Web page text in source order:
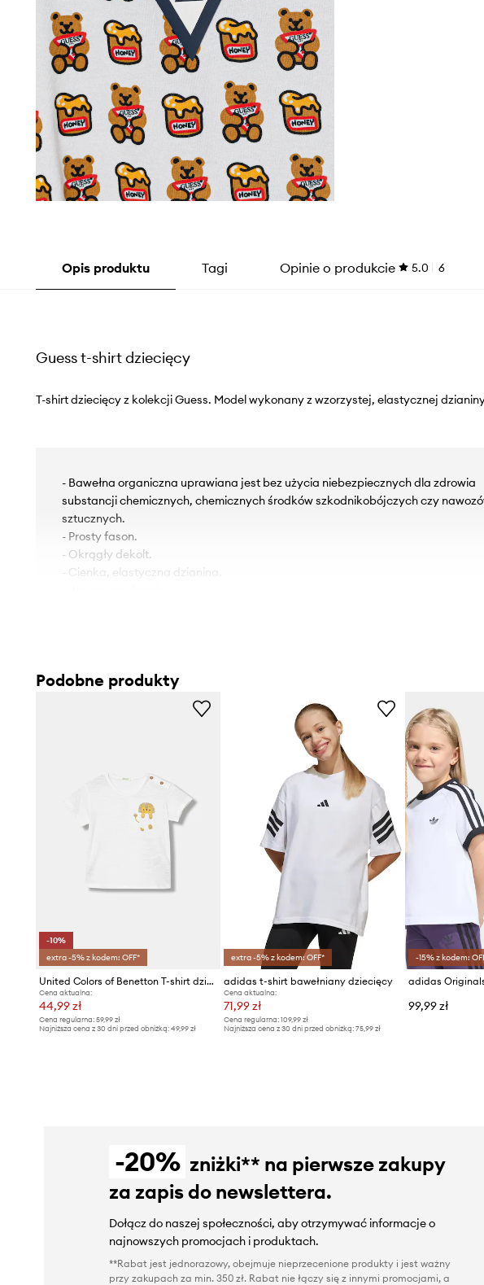
Opis produktu Tagi Opinie o produkcie 5.0 6
Guess t-shirt dziecięcy
T-shirt dziecięcy z kolekcji Guess. Model wykonany z wzorzystej, elastycznej
- Bawełna organiczna uprawiana jest bez użycia niebezpiecznych dla zdrowia
substancji chemicznych, chemicznych środków szkodnikobójczych czy
sztucznych.
- Prosty fason.
- Okrągły dekolt.
- Cienka, elastyczna dzianina.
Podobne produkty
-10%
extra -5% z kodem: OFF*
United Colors of Benetton T-shirt dziecięcy bawełniany
Cena aktualna:
44,99 zł
Cena regularna: 59,99 zł
Najniższa cena z 30 dni przed obniżką: 49,99 zł
extra -5% z kodem: OFF*
adidas t-shirt bawełniany dziecięcy
Cena aktualna:
71,99 zł
Cena regularna:109,99 zł
Najniższa cena z 30 dni przed obniżką:75,99 zł
-15% z kodem:
99,99 zł
-20% zniżki** na pierwsze zakupy
za zapis do newslettera.
Dołącz do naszej społeczności, aby otrzymywać informacje o
najnowszych promocjach i produktach.
**Rabat jest jednorazowy, obejmuje nieprzecenione produkty i jest ważny
przy zakupach za min. 350 zł. Rabat nie łączy się z innymi promocjami, a